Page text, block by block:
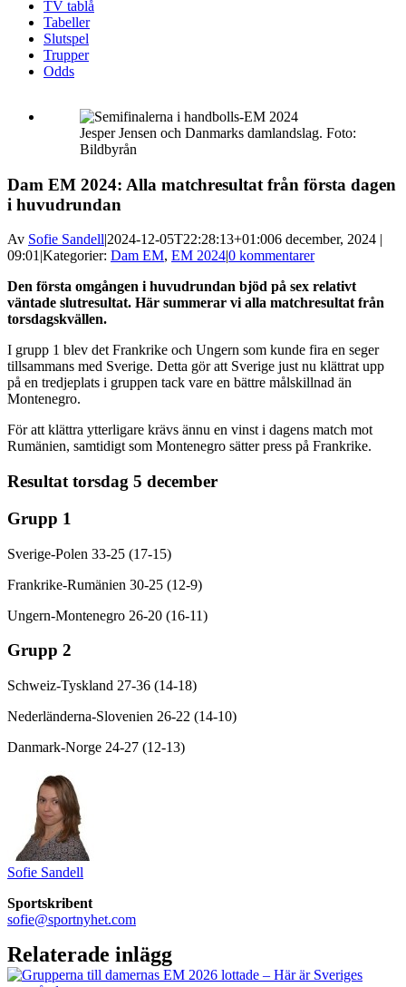
TV tablå
Tabeller
Slutspel
Trupper
Odds
Jesper Jensen och Danmarks damlandslag. Foto:
Bildbyrån
Dam EM 2024: Alla matchresultat från första dagen
i huvudrundan
Av Sofie Sandell|2024-12-05T22:28:13+01:006 december, 2024 |
09:01|Kategorier: Dam EM, EM 2024|0 kommentarer
Den första omgången i huvudrundan bjöd på sex relativt
väntade slutresultat. Här summerar vi alla matchresultat från
torsdagskvällen.
I grupp 1 blev det Frankrike och Ungern som kunde fira en seger
tillsammans med Sverige. Detta gör att Sverige just nu klättrat upp
på en tredjeplats i gruppen tack vare en bättre målskillnad än
Montenegro.
För att klättra ytterligare krävs ännu en vinst i dagens match mot
Rumänien, samtidigt som Montenegro sätter press på Frankrike.
Resultat torsdag 5 december
Grupp 1
Sverige-Polen 33-25 (17-15)
Frankrike-Rumänien 30-25 (12-9)
Ungern-Montenegro 26-20 (16-11)
Grupp 2
Schweiz-Tyskland 27-36 (14-18)
Nederländerna-Slovenien 26-22 (14-10)
Danmark-Norge 24-27 (12-13)
Sofie Sandell
Sportskribent
sofie@sportnyhet.com
Relaterade inlägg